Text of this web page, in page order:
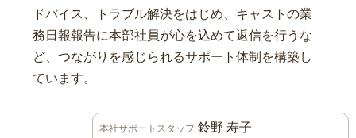
ドバイス、トラブル解決をはじめ、キャストの業
務日報報告に本部社員が心を込めて返信を行うな
ど、つながりを感じられるサポート体制を構築し
ています。
本社サポートスタッフ 鈴野 寿子